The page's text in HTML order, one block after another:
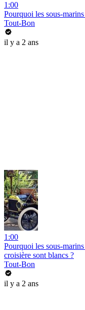
1:00
Pourquoi les sous-
Tout-Bon
il y a 2 ans
1:00
Pourquoi les sous-
croisière sont blancs ?
Tout-Bon
il y a 2 ans